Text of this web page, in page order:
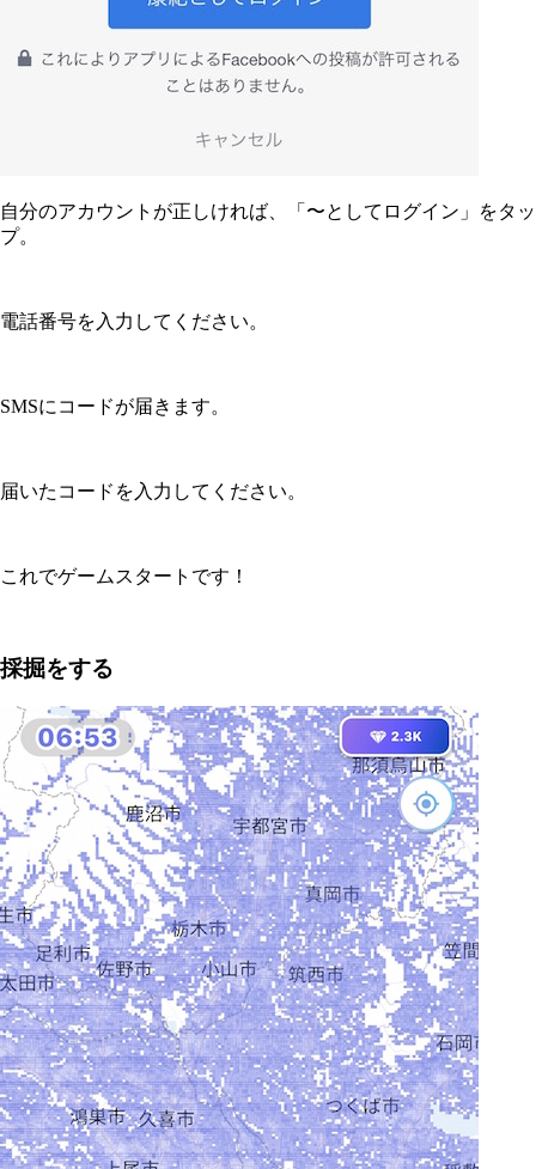
自分のアカウントが正しければ、「〜としてログイン」をタッ
プ。
電話番号を入力してください。
SMSにコードが届きます。
届いたコードを入力してください。
これでゲームスタートです！
採掘をする